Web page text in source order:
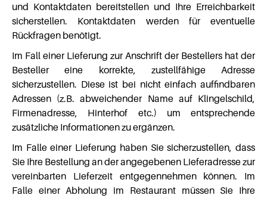
und Kontaktdaten bereitstellen und Ihre Erreichbarkeit
sicherstellen. Kontaktdaten werden für eventuelle
Rückfragen benötigt.
Im Fall einer Lieferung zur Anschrift der Bestellers hat der
Besteller eine korrekte, zustellfähige Adresse
sicherzustellen. Diese ist bei nicht einfach auffindbaren
Adressen (z.B. abweichender Name auf Klingelschild,
Firmenadresse, Hinterhof etc.) um entsprechende
zusätzliche Informationen zu ergänzen.
Im Falle einer Lieferung haben Sie sicherzustellen, dass
Sie Ihre Bestellung an der angegebenen Lieferadresse zur
vereinbarten Lieferzeit entgegennehmen können. Im
Falle einer Abholung im Restaurant müssen Sie Ihre